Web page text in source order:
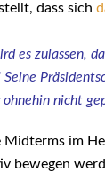
dass sich
es zulas­sen,
ohne­hin nicht
Mid­terms im
bewe­gen